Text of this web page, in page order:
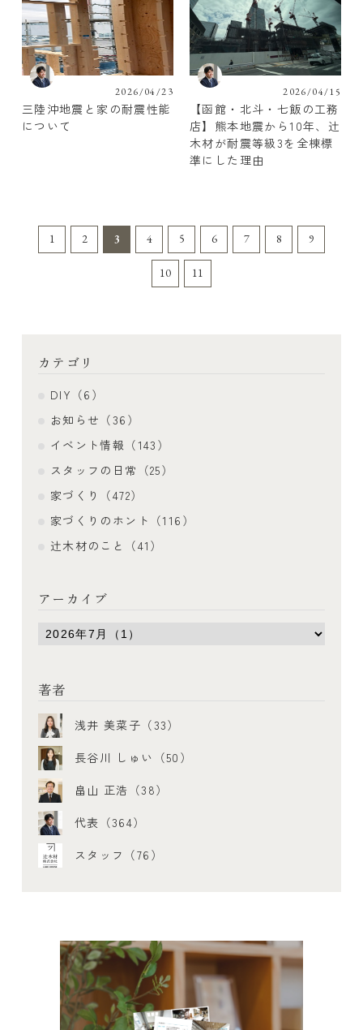
2026/04/23
三陸沖地震と家の耐震性能
について
2026/04/15
【函館・北斗・七飯の工務
店】熊本地震から10年、辻
木材が耐震等級3を全棟標
準にした理由
1 2 3 4 5 6 7 8 9
10 11
カテゴリ
DIY（6）
お知らせ（36）
イベント情報（143）
スタッフの日常（25）
家づくり（472）
家づくりのホント（116）
辻木材のこと（41）
アーカイブ
著者
浅井 美菜子（33）
長谷川 しゅい（50）
畠山 正浩（38）
代表（364）
スタッフ（76）